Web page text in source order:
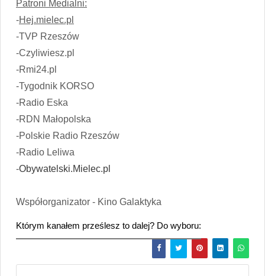
Patroni Medialni:
-Hej.mielec.pl
-TVP Rzeszów
-Czyliwiesz.pl
-Rmi24.pl
-Tygodnik KORSO
-Radio Eska
-RDN Małopolska
-Polskie Radio Rzeszów
-Radio Leliwa
-Obywatelski.Mielec.pl
Współorganizator - Kino Galaktyka
Którym kanałem prześlesz to dalej? Do wyboru: